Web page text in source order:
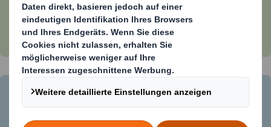
herkömmliche Verpackungen aus
Kunststoff
Keine zusätzliche
Transportverpackung notwendig,